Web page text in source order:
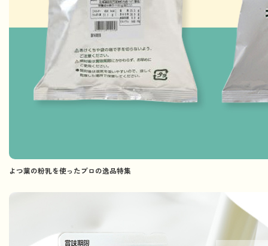
よつ葉の粉乳を使ったプロの逸品特集